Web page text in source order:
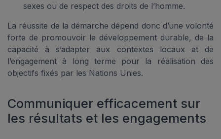
sexes ou de respect des droits de l’homme.
La réussite de la démarche dépend donc d’une volonté
forte de promouvoir le développement durable, de la
capacité à s’adapter aux contextes locaux et de
l’engagement à long terme pour la réalisation des
objectifs fixés par les Nations Unies.
Communiquer efficacement sur
les résultats et les engagements